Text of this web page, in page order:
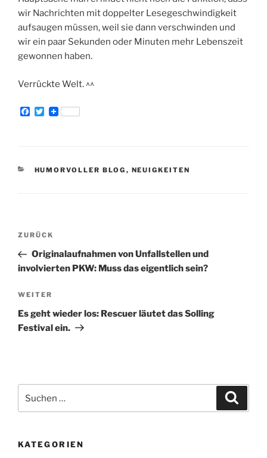
wir Nachrichten mit doppelter Lesegeschwindigkeit
aufsaugen müssen, weil sie dann verschwinden und
wir ein paar Sekunden oder Minuten mehr Lebenszeit
gewonnen haben.
Verrückte Welt. ^^
F
o
T
r
KATEGORIEN
HUMORVOLLER BLOG , NEUIGKEITEN
Beitragsnavigation
Vorheriger
Beitrag
ZURÜCK
Originalaufnahmen von Unfallstellen und
involvierten PKW: Muss das eigentlich sein?
Nächster
Beitrag
WEITER
Es geht wieder los: Rescuer läutet das Solling
Festival ein.
nach:
KATEGORIEN